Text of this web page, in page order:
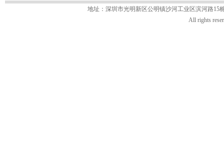
地址：深圳市光明新区公明镇沙河工业区滨河路15
All rights